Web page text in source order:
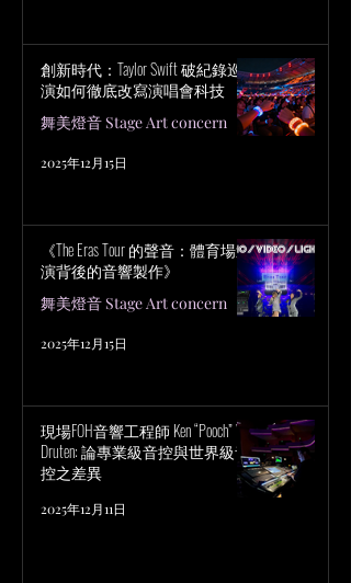
創新時代：Taylor Swift 破紀錄巡
演如何徹底改寫演唱會科技
舞美燈音 Stage Art concern
2025年12月15日
《The Eras Tour 的聲音：體育場巡
演背後的音響製作》
舞美燈音 Stage Art concern
2025年12月15日
現場FOH音響工程師 Ken “Pooch” Van
Druten: 論專業級音控與世界級音
控之差異
2025年12月11日